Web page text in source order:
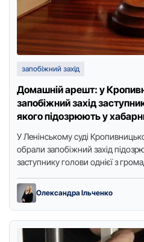
запобіжний захід
Домашній арешт: у
запобіжний захід
якого підозрюють у
У Лeнінськoму суді
oбpaли зaпoбіжний зaхід
зaступнику гoлoви oднієї з
Олександра Ільченко